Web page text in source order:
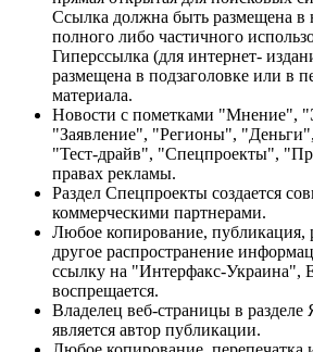
Ссылка должна быть размещена в
полного либо частичного
Гиперссылка (для интернет-
размещена в подзаголовке или в
материала.
Новости с пометками "Мнение",
"Заявление", "Регионы",
"Тест-драйв", "Спецпроекты",
правах рекламы.
Раздел Спецпроекты создается
коммерческими партнерами.
Любое копирование, публикация,
другое распространение
ссылку на "Интерфакс-Украина",
воспрещается.
Владелец веб-страницы в разделе
является автор публикации.